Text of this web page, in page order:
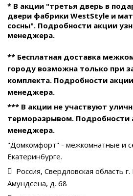
* В акции "третья дверь в
двери фабрики WestStyle и
сосны". Подробности акции
менеджера.
** Бесплатная доставка
городу возможна только при
комплекта. Подробности
менеджера.
*** В акции не участвуют
терморазрывом. Подробности
менеджера.
"Домкомфорт" - межкомнатные и
Екатеринбурге.
Россия, Свердловская область
Амундсена, д. 68